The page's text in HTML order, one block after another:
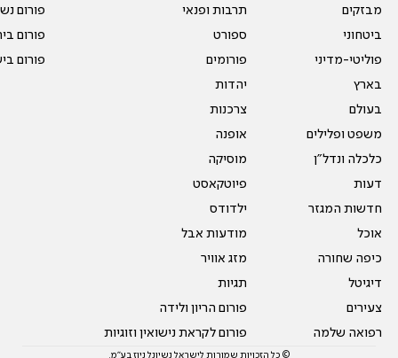
מבזקים
ביטחוני
פוליטי-מדיני
בארץ
בעולם
משפט ופלילים
כלכלה ונדל"ן
דעות
חדשות המגזר
אוכל
כיפה שחורה
דיגיטל
צעירים
רפואה שלמה
תרבות ופנאי
ספורט
פורומים
יהדות
צרכנות
אופנה
מוסיקה
פיוטקאסט
ילדודס
מודעות אבל
מזג אוויר
תגיות
פורום הריון ולידה
פורום לקראת נישואין וזוגיות
פורום
פורום
פורום
© כל הזכויות שמורות לישראל נשיונל ניוז בע"מ.